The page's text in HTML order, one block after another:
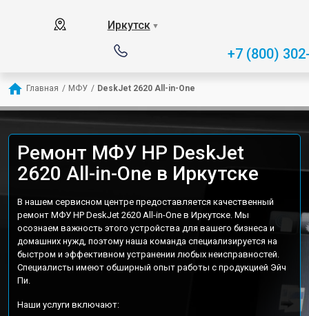
Иркутск ▼
+7 (800)
Главная / МФУ / DeskJet 2620 All-in-One
Ремонт МФУ HP DeskJet
2620 All-in-One в Иркутске
В нашем сервисном центре предоставляется качественный
ремонт МФУ HP DeskJet 2620 All-in-One в Иркутске. Мы
осознаем важность этого устройства для вашего бизнеса и
домашних нужд, поэтому наша команда специализируется на
быстром и эффективном устранении любых неисправностей.
Специалисты имеют обширный опыт работы с продукцией Эйч
Пи.
Наши услуги включают: